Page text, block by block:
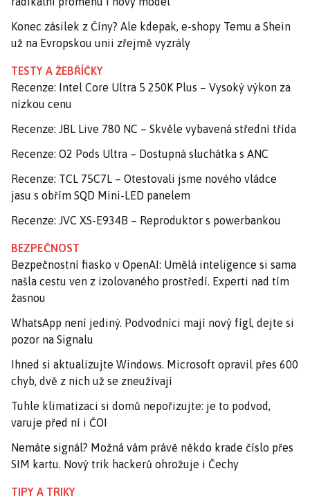
Konec zásilek z Číny? Ale kdepak, e-shopy Temu a Shein
už na Evropskou unii zřejmě vyzrály
TESTY A ŽEBŘÍČKY
Recenze: Intel Core Ultra 5 250K Plus – Vysoký výkon za
nízkou cenu
Recenze: JBL Live 780 NC – Skvěle vybavená střední třída
Recenze: O2 Pods Ultra – Dostupná sluchátka s ANC
Recenze: TCL 75C7L – Otestovali jsme nového vládce
jasu s obřím SQD Mini-LED panelem
Recenze: JVC XS-E934B – Reproduktor s powerbankou
BEZPEČNOST
Bezpečnostní fiasko v OpenAI: Umělá inteligence si sama
našla cestu ven z izolovaného prostředí. Experti nad tím
žasnou
WhatsApp není jediný. Podvodníci mají nový fígl, dejte si
pozor na Signalu
Ihned si aktualizujte Windows. Microsoft opravil přes 600
chyb, dvě z nich už se zneužívají
Tuhle klimatizaci si domů nepořizujte: je to podvod,
varuje před ní i ČOI
Nemáte signál? Možná vám právě někdo krade číslo přes
SIM kartu. Nový trik hackerů ohrožuje i Čechy
TIPY A TRIKY